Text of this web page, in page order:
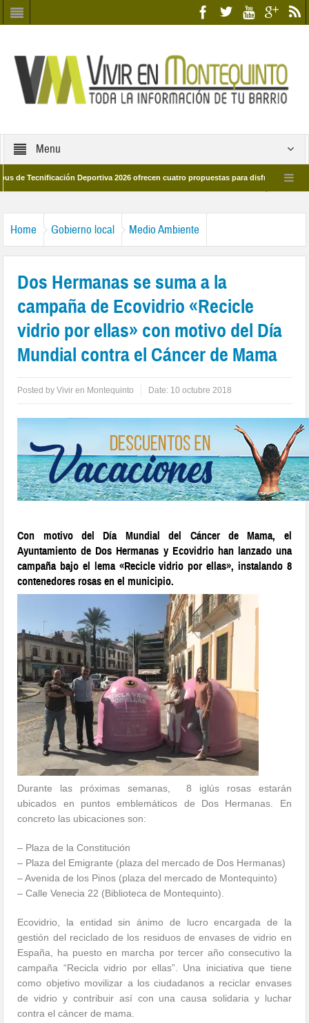
Menu
Deportiva 2026 ofrecen cuatro propuestas para disfrutar del deporte
Home Gobierno local Medio Ambiente
Dos Hermanas se suma a la
campaña de Ecovidrio «Recicle
vidrio por ellas» con motivo del Día
Mundial contra el Cáncer de Mama
Posted byVivir en Montequinto Date: 10 octubre 2018
Con motivo del Día Mundial del Cáncer de Mama, el
Ayuntamiento de Dos Hermanas y Ecovidrio han lanzado una
campaña bajo el lema «Recicle vidrio por ellas», instalando 8
contenedores rosas en el municipio.
Durante las próximas semanas, 8 iglús rosas estarán
ubicados en puntos emblemáticos de Dos Hermanas. En
concreto las ubicaciones son:
– Plaza de la Constitución
– Plaza del Emigrante (plaza del mercado de Dos Hermanas)
– Avenida de los Pinos (plaza del mercado de Montequinto)
– Calle Venecia 22 (Biblioteca de Montequinto).
Ecovidrio, la entidad sin ánimo de lucro encargada de la
gestión del reciclado de los residuos de envases de vidrio en
España, ha puesto en marcha por tercer año consecutivo la
campaña “Recicla vidrio por ellas”. Una iniciativa que tiene
como objetivo movilizar a los ciudadanos a reciclar envases
de vidrio y contribuir así con una causa solidaria y luchar
contra el cáncer de mama.